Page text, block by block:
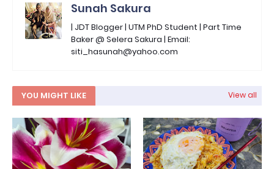
Sunah Sakura
| JDT Blogger | UTM PhD Student | Part Time
Baker @ Selera Sakura | Email:
siti_hasunah@yahoo.com
YOU MIGHT LIKE View all